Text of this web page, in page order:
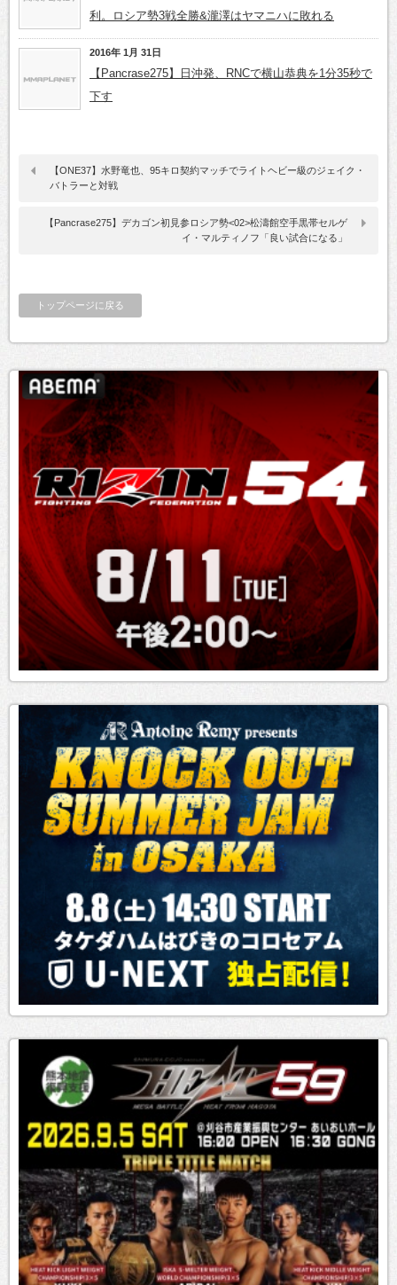
利。ロシア勢3戦全勝&瀧澤はヤマニハに敗れる
2016年 1月 31日
【Pancrase275】日沖発、RNCで横山恭典を1分35秒で
下す
【ONE37】水野竜也、95キロ契約マッチでライトヘビー級のジェイク・
バトラーと対戦
【Pancrase275】デカゴン初見参ロシア勢<02>松濤館空手黒帯セルゲ
イ・マルティノフ「良い試合になる」
トップページに戻る